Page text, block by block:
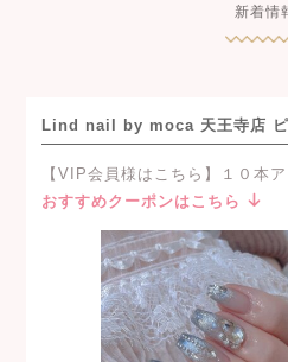
新着情
Lind nail by moca 天王寺店 ピ
【VIP会員様はこちら】１０本
おすすめクーポンはこちら